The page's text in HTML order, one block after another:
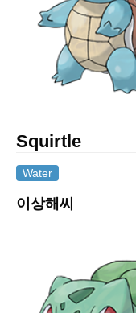
Squirtle
Water
이상해씨